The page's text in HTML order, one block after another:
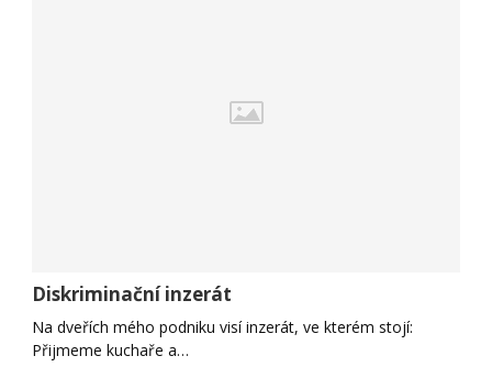
Diskriminační inzerát
Na dveřích mého podniku visí inzerát, ve kterém stojí:
Přijmeme kuchaře a…